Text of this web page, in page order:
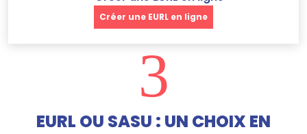
Créer une EURL en ligne
3
EURL OU SASU : UN CHOIX EN